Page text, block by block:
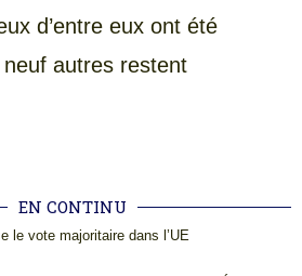
d’entre eux ont été
autres restent
EN CONTINU
le vote majoritaire dans l’UE